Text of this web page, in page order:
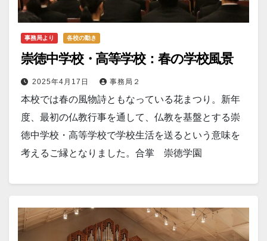
事務局より 各校の動き
崇徳中学校・高等学校：春の学校風景
2025年4月17日 事務局２
本校では春の風物詩ともなっている花まつり。新年
度、最初の仏教行事を通して、仏教を基盤とする崇
徳中学校・高等学校で学校生活を送るという意味を
考えるご縁となりました。合掌 崇徳学園